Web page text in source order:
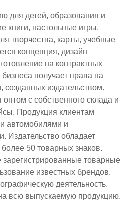
для детей, образования и
книги, настольные игры,
творчества, карты, учебные
концепция, дизайн
на контрактных
получает права на
созданных издательством.
с собственного склада и
Продукция клиентам
автомобилями и
Издательство обладает
50 товарных знаков.
товарные
известных брендов.
деятельность.
всю выпускаемую продукцию.